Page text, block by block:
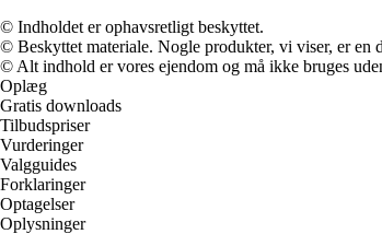
© Indholdet er ophavsretligt beskyttet.
© Beskyttet materiale. Nogle produkter, vi viser, er en
© Alt indhold er vores ejendom og må ikke bruges
Oplæg
Gratis downloads
Tilbudspriser
Vurderinger
Valgguides
Forklaringer
Optagelser
Oplysninger